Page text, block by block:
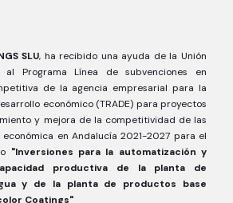
SLU, ha recibido una ayuda de la Unión
Programa Línea de subvenciones en
de la agencia empresarial para la
económico (TRADE) para proyectos
y mejora de la competitividad de las
en Andalucía 2021-2027 para el
"Inversiones para la automatización y
productiva de la planta de
y de la planta de productos base
Coatings"